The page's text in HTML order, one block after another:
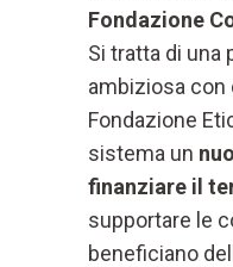
Fondazione
Si tratta di una
ambiziosa con
Fondazione
sistema un
finanziare il
supportare le
beneficiano